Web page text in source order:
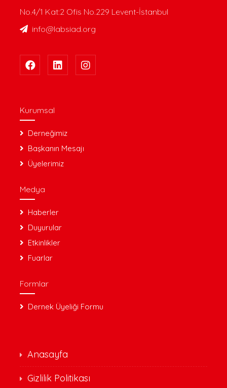
No.4/1 Kat:2 Ofis No.229 Levent-İstanbul
info@labsiad.org
Kurumsal
Derneğimiz
Başkanın Mesajı
Üyelerimiz
Medya
Haberler
Duyurular
Etkinlikler
Fuarlar
Formlar
Dernek Üyeliği Formu
Anasayfa
Gizlilik Politikası